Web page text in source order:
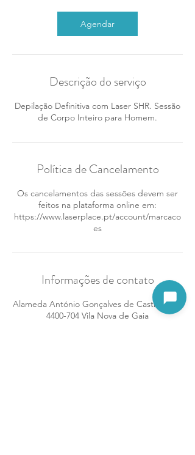
Agendar
Descrição do serviço
Depilação Definitiva com Laser SHR. Sessão
de Corpo Inteiro para Homem.
Política de Cancelamento
Os cancelamentos das sessões devem ser
feitos na plataforma online em:
https://www.laserplace.pt/account/marcaco
es
Informações de contato
Alameda António Gonçalves de Castro nº14,
4400-704 Vila Nova de Gaia
Abrir